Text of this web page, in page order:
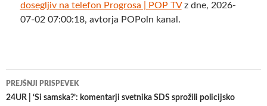
dosegljiv na telefon Progrosa | POP TVz dne, 2026-
07-02 07:00:18, avtorja POPoln kanal.
Krmarjenje
po
PREJŠNJI PRISPEVEK
24UR | ‘Si samska?’: komentarji svetnika SDS sprožili policijsko